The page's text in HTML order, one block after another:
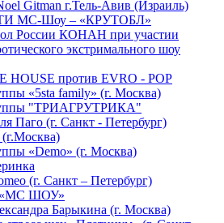
Gitman г.Тель-Авив (Израиль)
МС-Шоу – «КРУТОБЛ»
России КОНАН при участии
экстримального шоу
HOUSE против EVRO - POP
«5sta family» (г. Москва)
"ТРИАГРУТРИКА"
Паго (г. Санкт - Петербург)
«Demo» (г. Москва)
(г. Санкт – Петербург)
«МС ШОУ»
Барыкина (г. Москва)